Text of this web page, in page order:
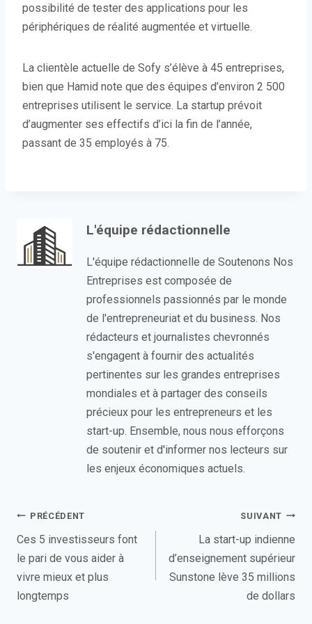
possibilité de tester des applications pour les
périphériques de réalité augmentée et virtuelle.
La clientèle actuelle de Sofy s’élève à 45 entreprises,
bien que Hamid note que des équipes d’environ 2 500
entreprises utilisent le service. La startup prévoit
d’augmenter ses effectifs d’ici la fin de l’année,
passant de 35 employés à 75.
L'équipe rédactionnelle
L'équipe rédactionnelle de Soutenons Nos
Entreprises est composée de
professionnels passionnés par le monde
de l'entrepreneuriat et du business. Nos
rédacteurs et journalistes chevronnés
s'engagent à fournir des actualités
pertinentes sur les grandes entreprises
mondiales et à partager des conseils
précieux pour les entrepreneurs et les
start-up. Ensemble, nous nous efforçons
de soutenir et d'informer nos lecteurs sur
les enjeux économiques actuels.
Navigation
de
l’article
PRÉCÉDENT
Ces 5 investisseurs font
le pari de vous aider à
vivre mieux et plus
longtemps
SUIVANT
La start-up indienne
d’enseignement supérieur
Sunstone lève 35 millions
de dollars